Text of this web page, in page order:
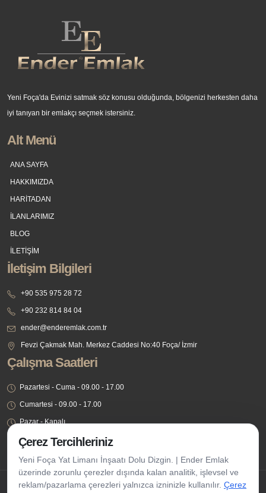
Yeni Foça'da Evinizi satmak söz konusu olduğunda, bölgenizi herkesten daha
iyi tanıyan bir emlakçı seçmek istersiniz.
Alt Menü
ANA SAYFA
HAKKIMIZDA
HARİTADAN
İLANLARIMIZ
BLOG
İLETİŞİM
İletişim Bilgileri
+90 535 975 28 72
+90 232 814 84 04
ender@enderemlak.com.tr
Fevzi Çakmak Mah. Merkez Caddesi No:40 Foça/ İzmir
Çalışma Saatleri
Pazartesi - Cuma - 09.00 - 17.00
Cumartesi - 09.00 - 17.00
Pazar - Kapalı
Çerez Tercihleriniz
Yeni Foça Yat Limanı İnşaatı Dolu Dizgin. | Ender Emlak
üzerinde zorunlu çerezler dışında kalan analitik, işlevsel ve
reklam/pazarlama çerezleri yalnızca izninizle kullanılır. Çerez